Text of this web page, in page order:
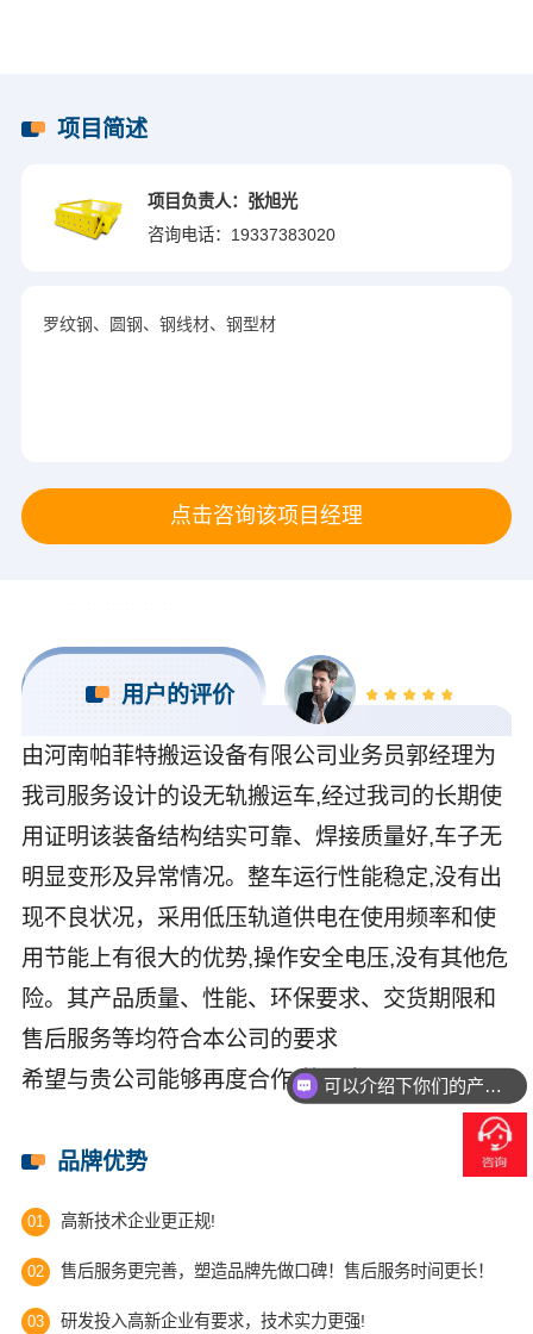
项目简述
项目负责人：张旭光
咨询电话： 19337383020
罗纹钢、圆钢、钢线材、钢型材
点击咨询该项目经理
用户的评价
由河南帕菲特搬运设备有限公司业务员郭经理为
我司服务设计的设无轨搬运车,经过我司的长期使
用证明该装备结构结实可靠、焊接质量好,车子无
明显变形及异常情况。整车运行性能稳定,没有出
现不良状况，采用低压轨道供电在使用频率和使
用节能上有很大的优势,操作安全电压,没有其他危
险。其产品质量、性能、环保要求、交货期限和
售后服务等均符合本公司的要求
希望与贵公司能够再度合作,共同发展。
品牌优势
01 高新技术企业更正规!
02 售后服务更完善，塑造品牌先做口碑！售后服务时间更长！
03 研发投入高新企业有要求，技术实力更强!
你们是怎么报价的呢？